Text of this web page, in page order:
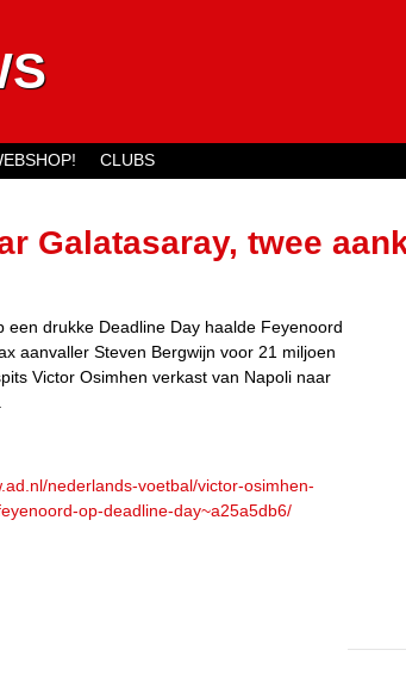
Galatasaray, twee
Day
drukke Deadline Day haalde Feyenoord
aanvaller Steven Bergwijn voor 21 miljoen
Victor Osimhen verkast van Napoli naar
nederlands-voetbal/victor-osimhen-
op-deadline-day~a25a5db6/
CLUBS